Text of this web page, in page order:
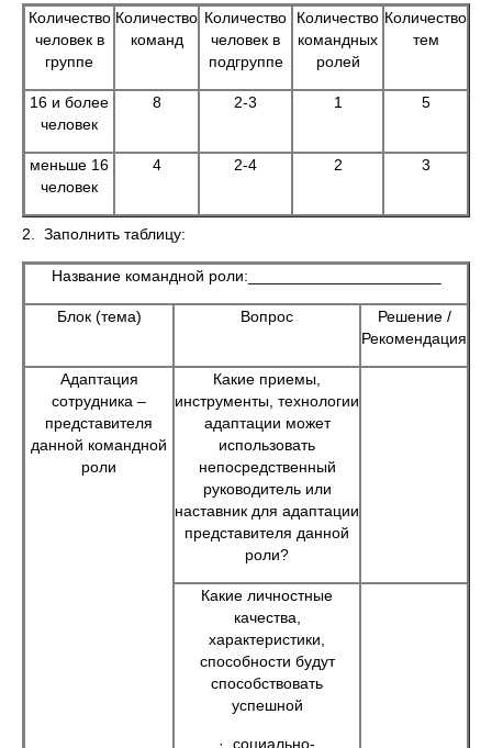
Количество
человек в
группе
Количество
команд
Количество
человек в
подгруппе
Количество
командных
ролей
Количество
тем
16 и более
человек
8 2-3 1 5
меньше 16
человек
4 2-4 2 3
2. Заполнить таблицу:
Название командной роли:______________________
Блок (тема) Вопрос
Решение /
Рекомендация
Адаптация
сотрудника –
представителя
данной командной
роли
Какие приемы,
инструменты, технологии
адаптации может
использовать
непосредственный
руководитель или
наставник для адаптации
представителя данной
роли?
Какие личностные
качества,
характеристики,
способности будут
способствовать
успешной
· социально-